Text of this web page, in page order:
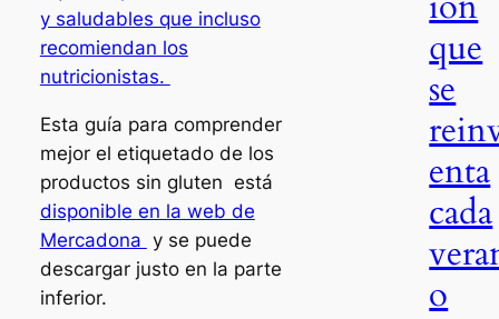
y saludables que incluso
recomiendan los
nutricionistas.
Esta guía para comprender
mejor el etiquetado de los
productos sin gluten está
disponible en la web de
Mercadona y se puede
descargar justo en la parte
inferior.
que
se
enta
cada
o